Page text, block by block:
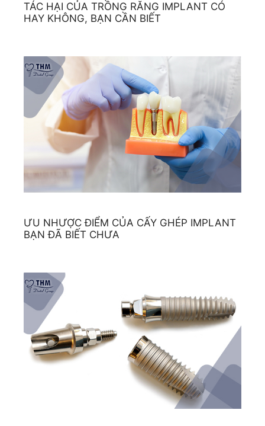
TÁC HẠI CỦA TRỒNG RĂNG IMPLANT CÓ
HAY KHÔNG, BẠN CẦN BIẾT
ƯU NHƯỢC ĐIỂM CỦA CẤY GHÉP IMPLANT
BẠN ĐÃ BIẾT CHƯA